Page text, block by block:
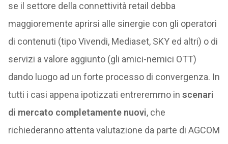
se il settore della connettività retail debba
maggioremente aprirsi alle sinergie con gli operatori
di contenuti (tipo Vivendi, Mediaset, SKY ed altri) o di
servizi a valore aggiunto (gli amici-nemici OTT)
dando luogo ad un forte processo di convergenza. In
tutti i casi appena ipotizzati entreremmo in scenari
di mercato completamente nuovi, che
richiederanno attenta valutazione da parte di AGCOM